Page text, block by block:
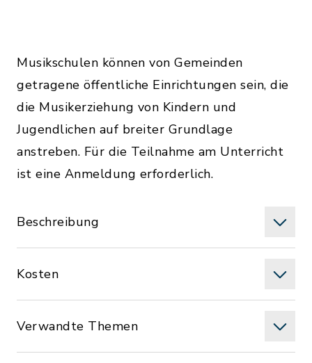
Musikschulen können von Gemeinden
getragene öffentliche Einrichtungen sein, die
die Musikerziehung von Kindern und
Jugendlichen auf breiter Grundlage
anstreben. Für die Teilnahme am Unterricht
ist eine Anmeldung erforderlich.
Beschreibung
Kosten
Verwandte Themen